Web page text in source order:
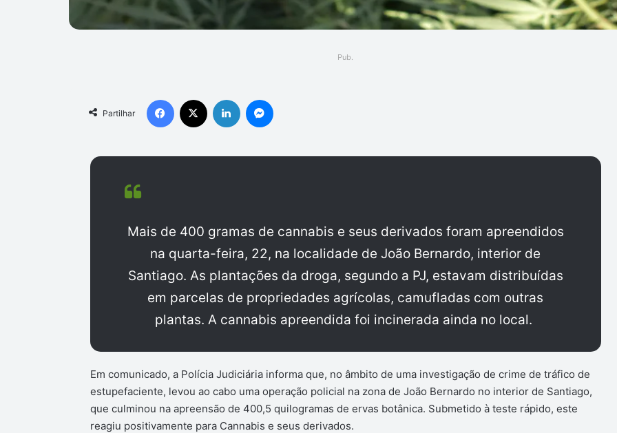
Pub.
Partilhar
Facebook Linkedin
Mais de 400 gramas de cannabis e seus derivados foram apreendidos
na quarta-feira, 22, na localidade de João Bernardo, interior de
Santiago. As plantações da droga, segundo a PJ, estavam distribuídas
em parcelas de propriedades agrícolas, camufladas com outras
plantas. A cannabis apreendida foi incinerada ainda no local.
Em comunicado, a Polícia Judiciária informa que, no âmbito de uma investigação de crime de tráfico de
estupefaciente, levou ao cabo uma operação policial na zona de João Bernardo no interior de Santiago,
que culminou na apreensão de 400,5 quilogramas de ervas botânica. Submetido à teste rápido, este
reagiu positivamente para Cannabis e seus derivados.